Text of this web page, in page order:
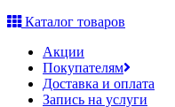
Каталог товаров
Акции
Покупателям
Доставка и оплата
Запись на услуги